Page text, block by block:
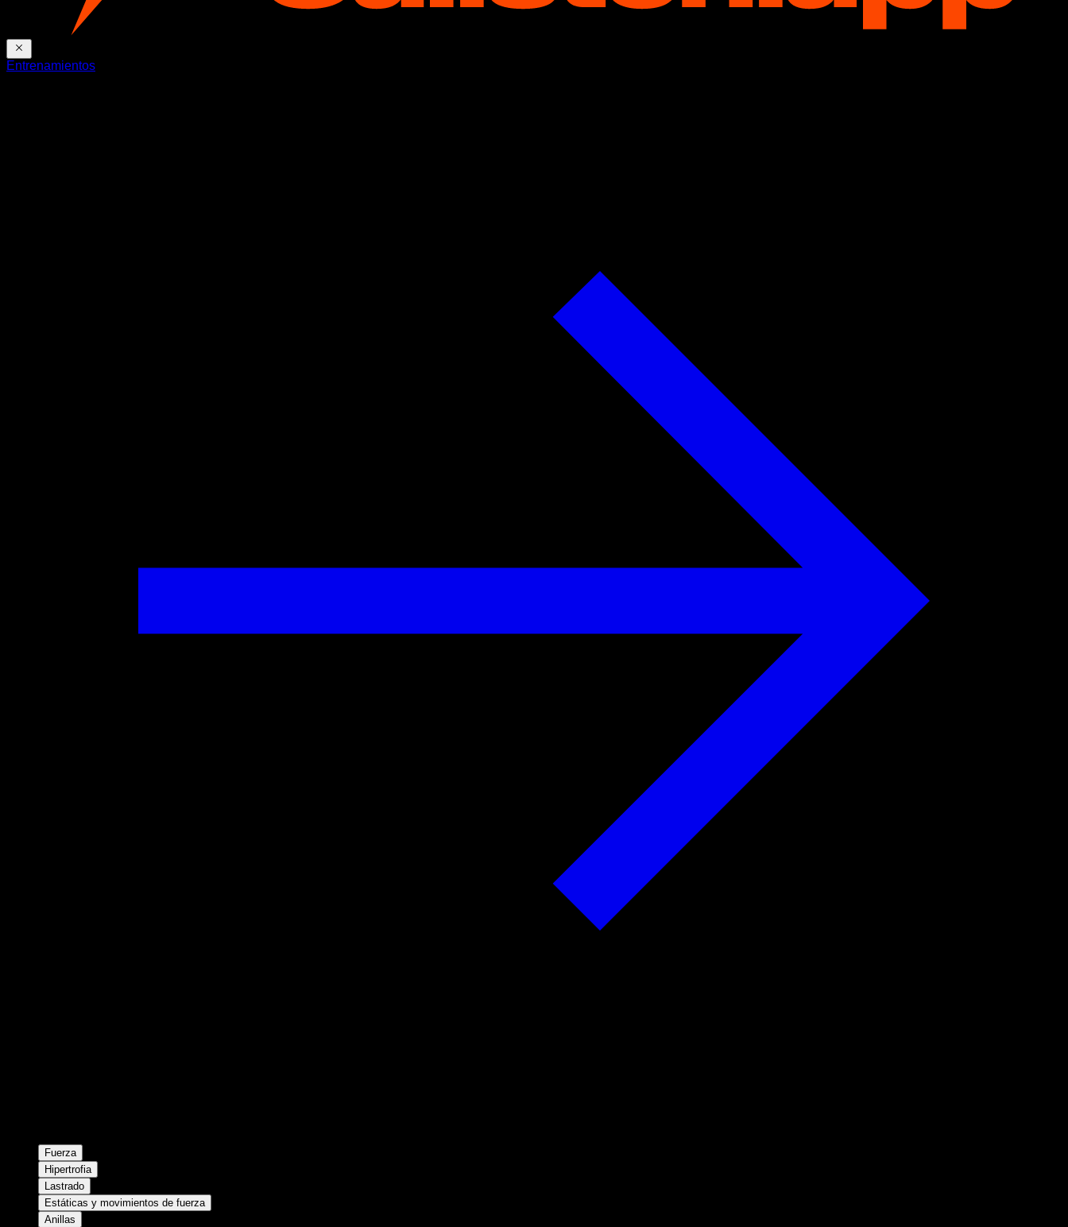
Entrenamientos
Fuerza
Hipertrofia
Lastrado
Estáticas y movimientos de fuerza
Anillas